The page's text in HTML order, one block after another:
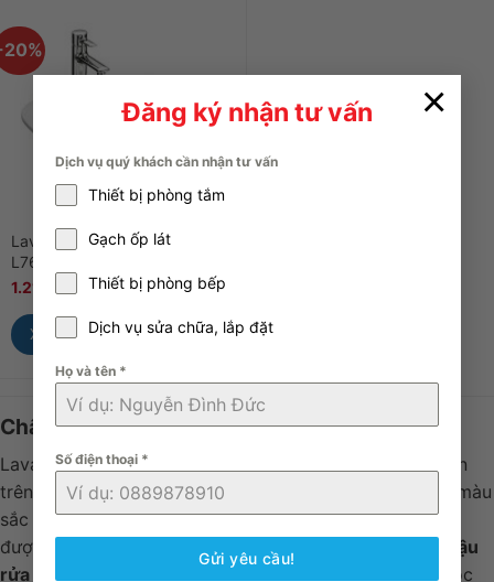
Đăng ký nhận tư vấn
Dịch vụ quý khách cần nhận tư vấn
Thiết bị phòng tắm
Gạch ốp lát
Thiết bị phòng bếp
Dịch vụ sửa chữa, lắp đặt
Họ và tên *
Số điện thoại *
Gửi yêu cầu!
×
Lavabo Dương Vành TOTO
L763
1.210.000 ₫ 1.512.000₫
Xem Nhanh
Chậu rửa mặt dương vành là gì?
Lavabo dương vành là loại bồn rửa vừa với lỗ khoét sẵn
trên mặt bàn. Dòng sản phẩm này có nhiều hình dạng, màu
sắc và chất liệu khác nhau. Chúng dễ lắp đặt và có thể
được sử dụng với tủ gương không có bồn tích hợp.
Chậu
rửa mặt dương vành
là một cách thú vị để thêm nét độc